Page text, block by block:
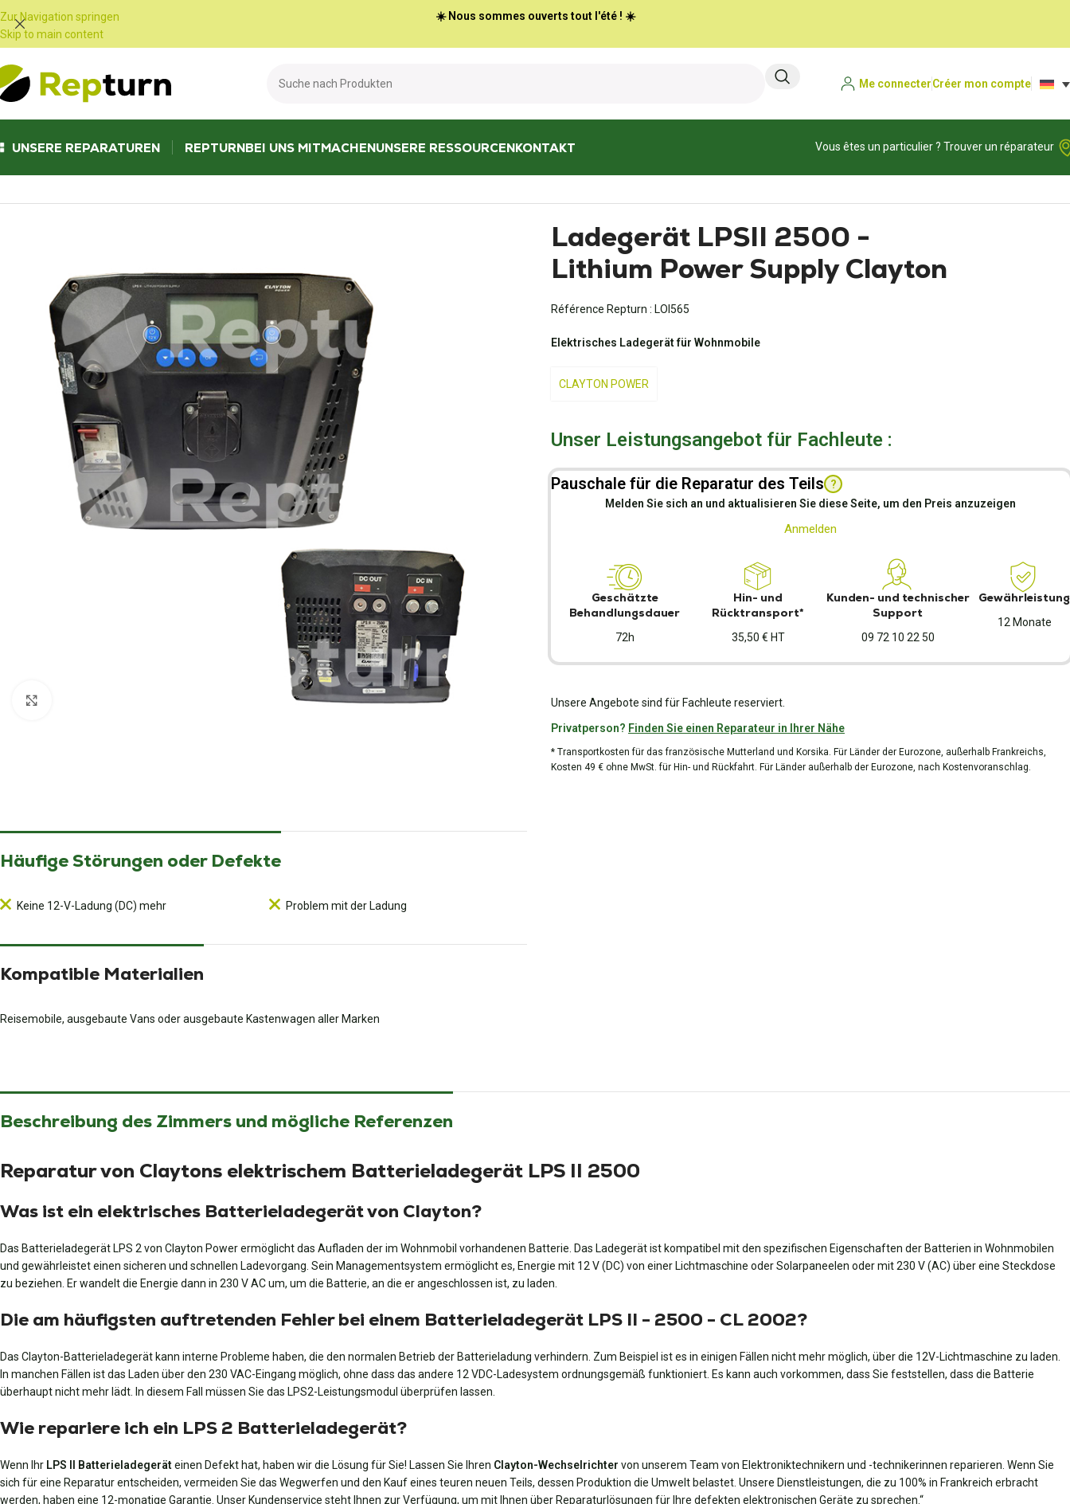
Zur Navigation springen
Skip to main content
☀️ Nous sommes ouverts tout l'été ! ☀️
Me connecterCréer mon compte
UNSERE REPARATUREN REPTURNBEI UNS MITMACHENUNSERE RESSOURCENKONTAKT
Vous êtes un particulier ? Trouver un réparateur
Ladegerät LPSII 2500 -
Lithium Power Supply Clayton
Référence Repturn : LOI565
Elektrisches Ladegerät für Wohnmobile
CLAYTON POWER
Unser Leistungsangebot für Fachleute :
Pauschale für die Reparatur des Teils ?
Melden Sie sich an und aktualisieren Sie diese Seite, um den Preis anzuzeigen
Anmelden
Geschätzte
Behandlungsdauer
72h
Hin- und
Rücktransport*
35,50 € HT
Kunden- und technischer
Support
09 72 10 22 50
Gewährleistung
12 Monate
Unsere Angebote sind für Fachleute reserviert.
Privatperson? Finden Sie einen Reparateur in Ihrer Nähe
* Transportkosten für das französische Mutterland und Korsika. Für Länder der Eurozone, außerhalb Frankreichs,
Kosten 49 € ohne MwSt. für Hin- und Rückfahrt. Für Länder außerhalb der Eurozone, nach Kostenvoranschlag.
Häufige Störungen oder Defekte
Keine 12-V-Ladung (DC) mehr Problem mit der Ladung
Kompatible Materialien
Reisemobile, ausgebaute Vans oder ausgebaute Kastenwagen aller Marken
Beschreibung des Zimmers und mögliche Referenzen
Reparatur von Claytons elektrischem Batterieladegerät LPS II 2500
Was ist ein elektrisches Batterieladegerät von Clayton?
Das Batterieladegerät LPS 2 von Clayton Power ermöglicht das Aufladen der im Wohnmobil vorhandenen Batterie. Das Ladegerät ist kompatibel mit den spezifischen Eigenschaften der Batterien in Wohnmobilen
und gewährleistet einen sicheren und schnellen Ladevorgang. Sein Managementsystem ermöglicht es, Energie mit 12 V (DC) von einer Lichtmaschine oder Solarpaneelen oder mit 230 V (AC) über eine Steckdose
zu beziehen. Er wandelt die Energie dann in 230 V AC um, um die Batterie, an die er angeschlossen ist, zu laden.
Die am häufigsten auftretenden Fehler bei einem Batterieladegerät LPS II - 2500 - CL 2002?
Das Clayton-Batterieladegerät kann interne Probleme haben, die den normalen Betrieb der Batterieladung verhindern. Zum Beispiel ist es in einigen Fällen nicht mehr möglich, über die 12V-Lichtmaschine zu laden.
In manchen Fällen ist das Laden über den 230 VAC-Eingang möglich, ohne dass das andere 12 VDC-Ladesystem ordnungsgemäß funktioniert. Es kann auch vorkommen, dass Sie feststellen, dass die Batterie
überhaupt nicht mehr lädt. In diesem Fall müssen Sie das LPS2-Leistungsmodul überprüfen lassen.
Wie repariere ich ein LPS 2 Batterieladegerät?
Wenn Ihr LPS II Batterieladegeräteinen Defekt hat, haben wir die Lösung für Sie! Lassen Sie Ihren Clayton-Wechselrichter von unserem Team von Elektroniktechnikern und -technikerinnen reparieren. Wenn Sie
sich für eine Reparatur entscheiden, vermeiden Sie das Wegwerfen und den Kauf eines teuren neuen Teils, dessen Produktion die Umwelt belastet. Unsere Dienstleistungen, die zu 100% in Frankreich erbracht
werden, haben eine 12-monatige Garantie. Unser Kundenservice steht Ihnen zur Verfügung, um mit Ihnen über Reparaturlösungen für Ihre defekten elektronischen Geräte zu sprechen.“